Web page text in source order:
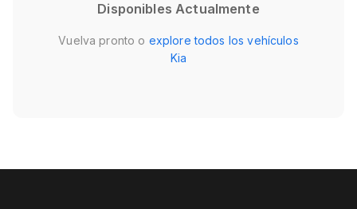
Disponibles Actualmente
Vuelva pronto o explore todos los vehículos
Kia